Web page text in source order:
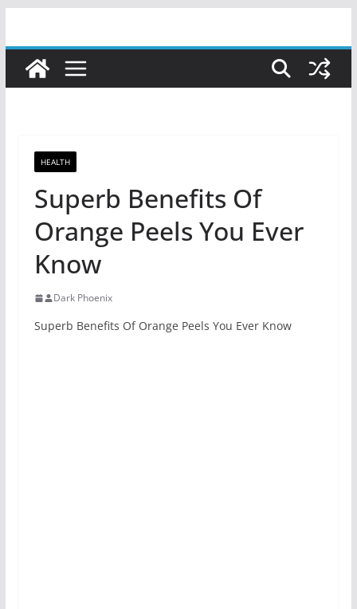
content
HEALTH
Superb Benefits Of
Orange Peels You Ever
Know
Dark Phoenix
Superb Benefits Of Orange Peels You Ever Know